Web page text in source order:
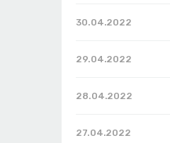
30.04.2022
29.04.2022
28.04.2022
27.04.2022